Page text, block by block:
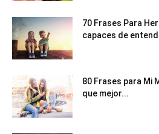
70 Frases Para
capaces de
80 Frases para Mi
que mejor...